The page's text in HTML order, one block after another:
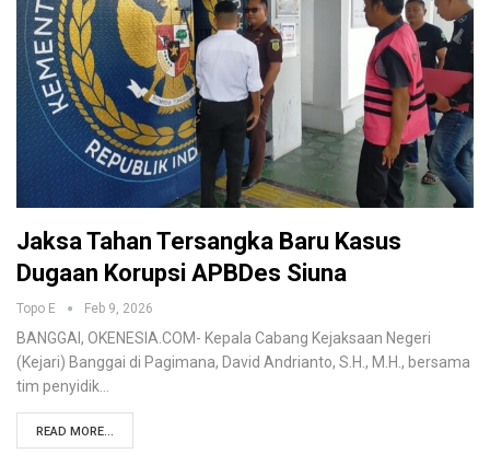
Jaksa Tahan Tersangka Baru Kasus
Dugaan Korupsi APBDes Siuna
Topo E Feb 9, 2026
BANGGAI, OKENESIA.COM- Kepala Cabang Kejaksaan Negeri
(Kejari) Banggai di Pagimana, David Andrianto, S.H., M.H., bersama
tim penyidik…
READ MORE...